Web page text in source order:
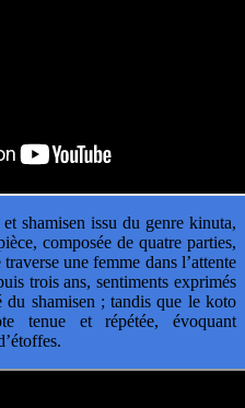
shamisen issu du genre kinuta,
composée de quatre parties,
une femme dans l’attente
trois ans, sentiments exprimés
du shamisen ; tandis que le koto
tenue et répétée, évoquant